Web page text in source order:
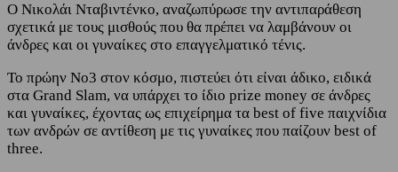
Ο Νικολάι Νταβιντένκο, αναζωπύρωσε την αντιπαράθεση
σχετικά με τους μισθούς που θα πρέπει να λαμβάνουν οι
άνδρες και οι γυναίκες στο επαγγελματικό τένις.
Το πρώην Νο3 στον κόσμο, πιστεύει ότι είναι άδικο, ειδικά
στα Grand Slam, να υπάρχει το ίδιο prize money σε άνδρες
και γυναίκες, έχοντας ως επιχείρημα τα best of five παιχνίδια
των ανδρών σε αντίθεση με τις γυναίκες που παίζουν best of
three.